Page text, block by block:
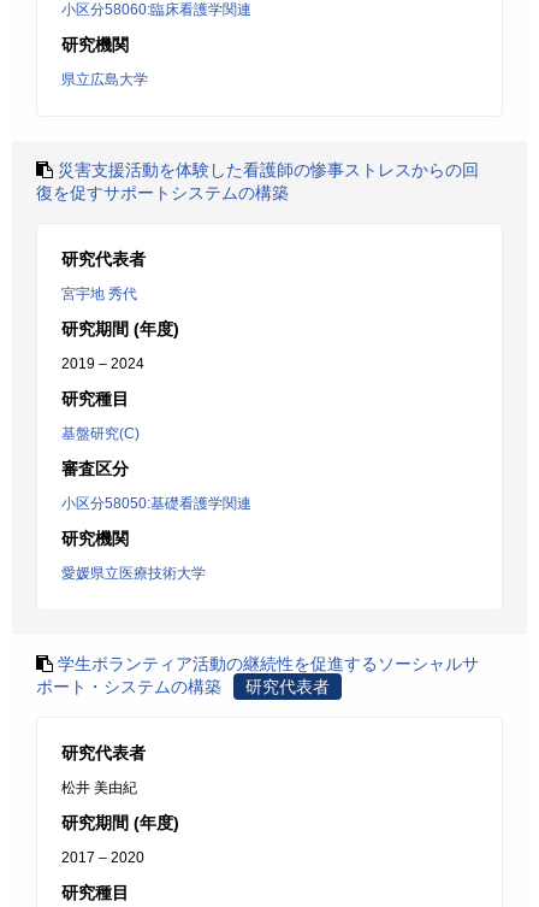
小区分58060:臨床看護学関連
研究機関
県立広島大学
災害支援活動を体験した看護師の惨事ストレスからの回
復を促すサポートシステムの構築
研究代表者
宮宇地 秀代
研究期間 (年度)
2019 – 2024
研究種目
基盤研究(C)
審査区分
小区分58050:基礎看護学関連
研究機関
愛媛県立医療技術大学
学生ボランティア活動の継続性を促進するソーシャルサ
ポート・システムの構築
研究代表者
研究代表者
松井 美由紀
研究期間 (年度)
2017 – 2020
研究種目